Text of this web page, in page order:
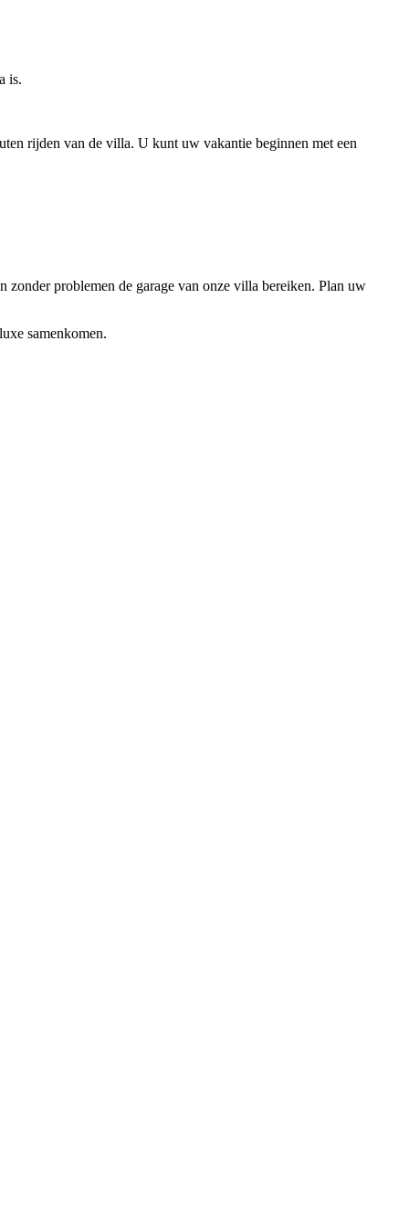
is.
rijden van de villa. U kunt uw vakantie beginnen met een
problemen de garage van onze villa bereiken. Plan uw
samenkomen.